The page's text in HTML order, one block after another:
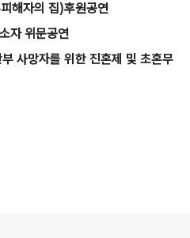
해자의 집)후원공연
자 위문공연
사망자를 위한 진혼제 및 초혼무